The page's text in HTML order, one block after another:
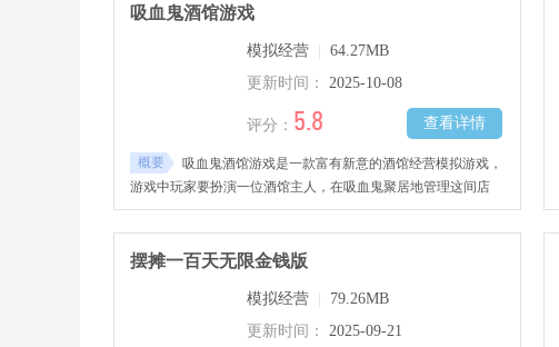
友快来下载吧！
吸血鬼酒馆游戏
模拟经营
64.27MB
更新时间：
2025-10-08
查看详情
评分： 5.8
概要
吸血鬼酒馆游戏是一款富有新意的酒馆经营模拟游戏，
游戏中玩家要扮演一位酒馆主人，在吸血鬼聚居地管理这间店
铺。玩家要准备丰富餐点并持续更新菜单，吸引更多吸血鬼顾客
来访，为他们提供周全服务，这样才能树立良好口碑，喜欢的朋
友快来下载吧！
摆摊一百天无限金钱版
模拟经营
79.26MB
更新时间：
2025-09-21